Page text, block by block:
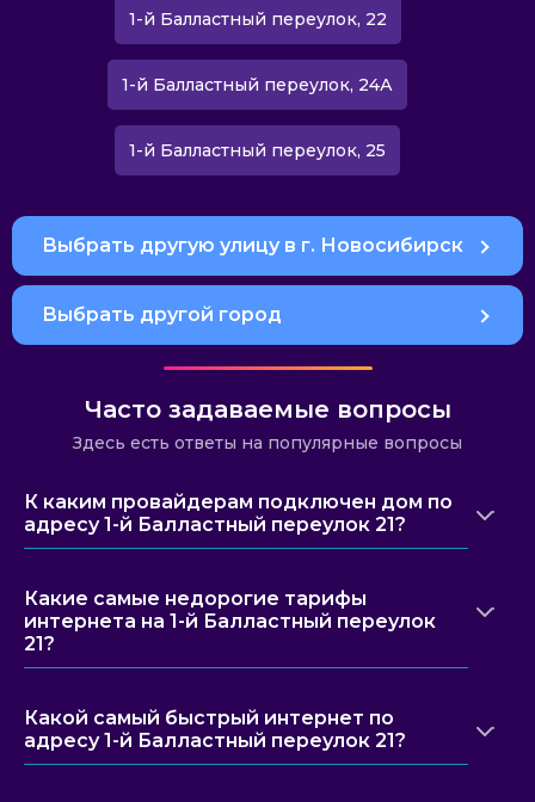
1-й Балластный переулок, 22
1-й Балластный переулок, 24А
1-й Балластный переулок, 25
Выбрать другую улицу в г. Новосибирск
Выбрать другой город
Часто задаваемые вопросы
Здесь есть ответы на популярные вопросы
К каким провайдерам подключен дом по
адресу 1-й Балластный переулок 21?
Какие самые недорогие тарифы
интернета на 1-й Балластный переулок
21?
Какой самый быстрый интернет по
адресу 1-й Балластный переулок 21?